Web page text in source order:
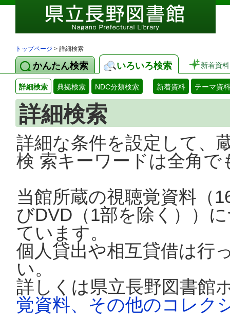
トップページ > 詳細検索
かんたん検索 いろいろ検索 新着資料
詳細検索 典拠検索 NDC分類検索 新着資料 テーマ資料
詳細検索
詳細な条件を設定して、
検 索キーワードは全角
当館所蔵の視聴覚資料（
びDVD（1部を除く））
ています。
個人貸出や相互貸借は行
い。
詳しくは県立長野図書館
覚資料、その他のコレク